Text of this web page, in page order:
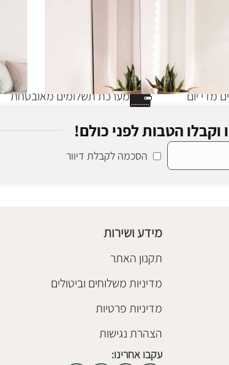
מערכת תשלומים מאובטחת יום
הטבות לפני כולם!
הסכמה לקבלת דיוור
מידע ושירות
תקנון האתר
מדיניות משלוחים וביטולים
מדיניות פרטיות
הצהרת נגישות
עקבו אחרינו: